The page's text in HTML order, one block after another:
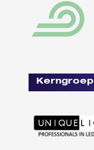
Kerngroep